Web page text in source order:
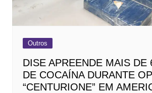
Outros
DISE APREENDE MAIS DE
DE COCAÍNA DURANTE
“CENTURIONE” EM